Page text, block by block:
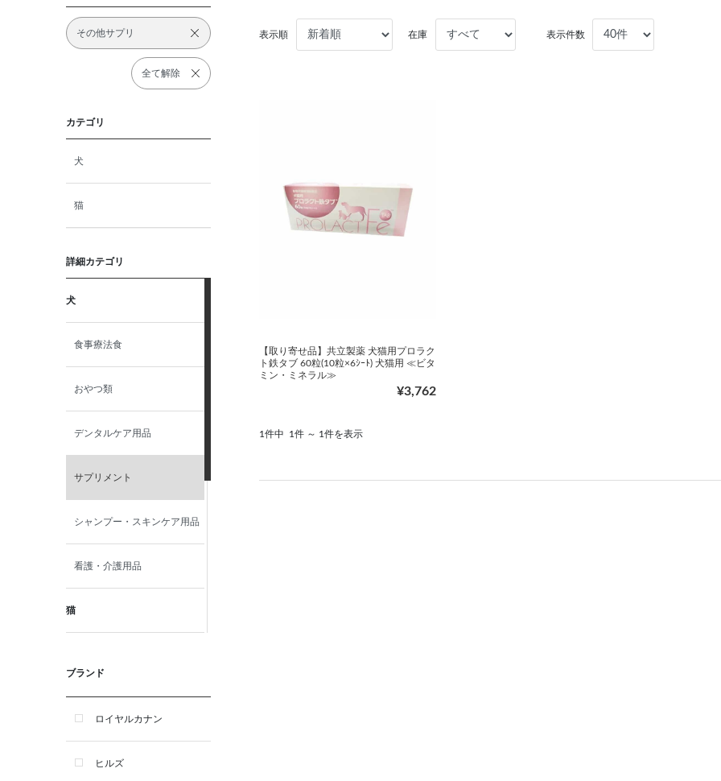
その他サプリ
全て解除
カテゴリ
犬
猫
詳細カテゴリ
犬
食事療法食
おやつ類
デンタルケア用品
サプリメント
シャンプー・スキンケア用品
看護・介護用品
猫
おやつ類
デンタルケア用品
ブランド
ロイヤルカナン
ヒルズ
表示順 在庫 表示件数
【取り寄せ品】共立製薬 犬猫用プロラク
ト鉄タブ 60粒(10粒×6ｼｰﾄ) 犬猫用 ≪ビタ
ミン・ミネラル≫
¥3,762
1件中 1件 ～ 1件を表示